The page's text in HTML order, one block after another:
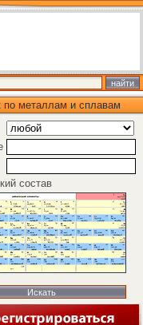
по металлам и сплавам
состав